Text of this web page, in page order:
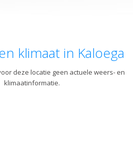
klimaat in Kaloega
deze locatie geen actuele weers- en
klimaatinformatie.